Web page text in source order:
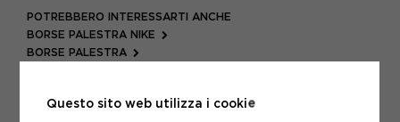
POTREBBERO INTERESSARTI ANCHE
BORSE PALESTRA NIKE
BORSE PALESTRA
METODI DI PAGAMENTO
Questo sito web utilizza i cookie